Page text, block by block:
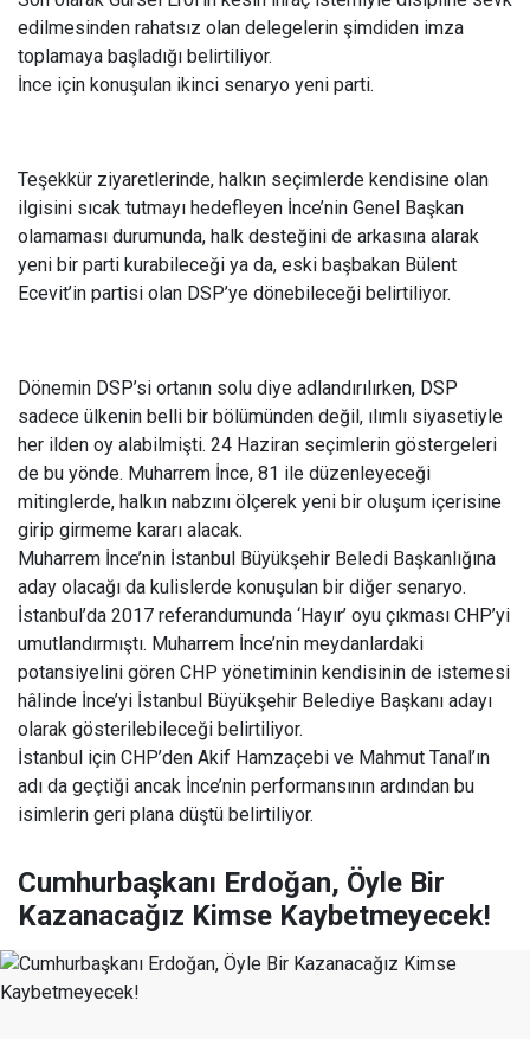
edilmesinden rahatsız olan delegelerin şimdiden imza
toplamaya başladığı belirtiliyor.
İnce için konuşulan ikinci senaryo yeni parti.
Teşekkür ziyaretlerinde, halkın seçimlerde kendisine olan
ilgisini sıcak tutmayı hedefleyen İnce’nin Genel Başkan
olamaması durumunda, halk desteğini de arkasına alarak
yeni bir parti kurabileceği ya da, eski başbakan Bülent
Ecevit’in partisi olan DSP’ye dönebileceği belirtiliyor.
Dönemin DSP’si ortanın solu diye adlandırılırken, DSP
sadece ülkenin belli bir bölümünden değil, ılımlı siyasetiyle
her ilden oy alabilmişti. 24 Haziran seçimlerin göstergeleri
de bu yönde. Muharrem İnce, 81 ile düzenleyeceği
mitinglerde, halkın nabzını ölçerek yeni bir oluşum içerisine
girip girmeme kararı alacak.
Muharrem İnce’nin İstanbul Büyükşehir Beledi Başkanlığına
aday olacağı da kulislerde konuşulan bir diğer senaryo.
İstanbul’da 2017 referandumunda ‘Hayır’ oyu çıkması CHP’yi
umutlandırmıştı. Muharrem İnce’nin meydanlardaki
potansiyelini gören CHP yönetiminin kendisinin de istemesi
hâlinde İnce’yi İstanbul Büyükşehir Belediye Başkanı adayı
olarak gösterilebileceği belirtiliyor.
İstanbul için CHP’den Akif Hamzaçebi ve Mahmut Tanal’ın
adı da geçtiği ancak İnce’nin performansının ardından bu
isimlerin geri plana düştü belirtiliyor.
Cumhurbaşkanı Erdoğan, Öyle Bir
Kazanacağız Kimse Kaybetmeyecek!